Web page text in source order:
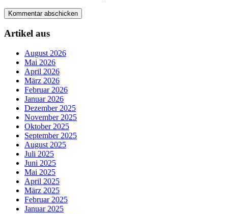
Artikel aus
August 2026
Mai 2026
April 2026
März 2026
Februar 2026
Januar 2026
Dezember 2025
November 2025
Oktober 2025
September 2025
August 2025
Juli 2025
Juni 2025
Mai 2025
April 2025
März 2025
Februar 2025
Januar 2025